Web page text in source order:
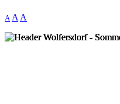
A A A